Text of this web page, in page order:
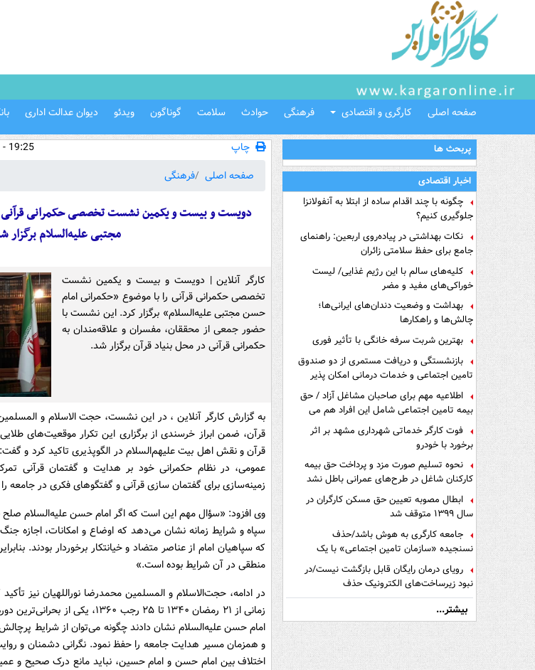
صفحه اصلی کارگری و اقتصادی فرهنگی حوادث سلامت گوناگون ویدئو دیوان عدالت اداری
پربحث ها
اخبار اقتصادی
چگونه با چند اقدام ساده از ابتلا به آنفولانزا
جلوگیری کنیم؟
نکات بهداشتی در پیاده‌روی اربعین: راهنمای
جامع برای حفظ سلامتی زائران
کلیه‌های سالم با این رژیم غذایی/ لیست
خوراکی‌های مفید و مضر
بهداشت و وضعیت دندان‌های ایرانی‌ها؛
چالش‌ها و راهکارها
بهترین شربت سرفه خانگی با تأثیر فوری
بازنشستگی و دریافت مستمری از دو صندوق
تامین اجتماعی و خدمات درمانی امکان پذیر
است ؟
اطلاعیه مهم برای صاحبان مشاغل آزاد / حق
بیمه تامین اجتماعی شامل این افراد هم می
شودفوت کارگر خدماتی شهرداری مشهد بر اثر
برخورد با خودرو
نحوه تسلیم صورت مزد و پرداخت حق بیمه
کارکنان شاغل در طرح‌های عمرانی باطل نشد
ابطال مصوبه تعیین حق مسکن کارگران در
سال ۱۳۹۹ متوقف شد
جامعه کارگری به هوش باشد/حذف
نسنجیده «سازمان تامین اجتماعی» با یک
تفاهم نامه!
رویای درمان رایگان قابل بازگشت نیست/در
نبود زیرساخت‌های الکترونیک حذف
دفترچه‌های بیمه اشتباه مضاعف است
بیشتر...
چاپ
19:25 - 1404/05/28
صفحه اصلی
فرهنگی
دویست و بیست و یکمین نشست تخصصی حکمرانی قرآنی
مجتبی علیه‌السلام برگزار
کارگر آنلاین | دویست و بیست و یکمین نشست
تخصصی حکمرانی قرآنی را با موضوع «حکمرانی امام
حسن مجتبی علیه‌السلام» برگزار کرد. این نشست با
حضور جمعی از محققان، مفسران و علاقه‌مندان به
حکمرانی قرآنی در محل بنیاد قرآن برگزار شد.
به گزارش کارگر آنلاین ، در این نشست، حجت الاسلام و
قرآن، ضمن ابراز خرسندی از برگزاری این تکرار موقعیت‌های
قرآن و نقش اهل بیت علیهم‌السلام در الگوپذیری تاکید کرد و
عمومی، در نظام حکمرانی خود بر هدایت و گفتمان قرآنی
زمینه‌سازی برای گفتمان سازی قرآنی و گفتگوهای فکری در جامعه
وی افزود: «سؤال مهم این است که اگر امام حسن علیه‌السلام
سپاه و شرایط زمانه نشان می‌دهد که اوضاع و امکانات، اجازه
که سپاهیان امام از عناصر متضاد و خیانتکار برخوردار بودند.
منطقی در آن شرایط بوده است.»
در ادامه، حجت‌الاسلام و المسلمین محمدرضا نوراللهیان نیز
زمانی از ۲۱ رمضان ۱۳۴۰ تا ۲۵ رجب
امام حسن علیه‌السلام نشان دادند چگونه می‌توان از شرایط
و همزمان مسیر هدایت جامعه را حفظ نمود. نگرانی دشمنان و
اختلاف بین امام حسن و امام حسین، نباید مانع درک صحیح و